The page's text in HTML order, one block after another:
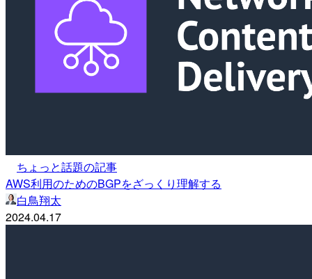
ちょっと話題の記事
AWS利用のためのBGPをざっくり理解する
白鳥翔太
2024.04.17